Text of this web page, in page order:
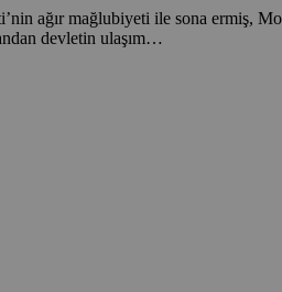
ağır mağlubiyeti ile sona ermiş,
devletin ulaşım…